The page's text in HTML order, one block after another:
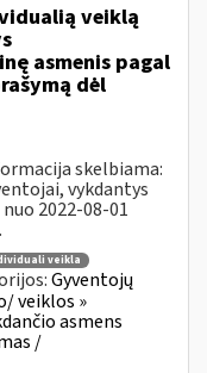
veiklą
asmenis pagal
dėl
skelbiama:
vykdantys
2022-08-01
veikla
Gyventojų
veiklos »
asmens
/